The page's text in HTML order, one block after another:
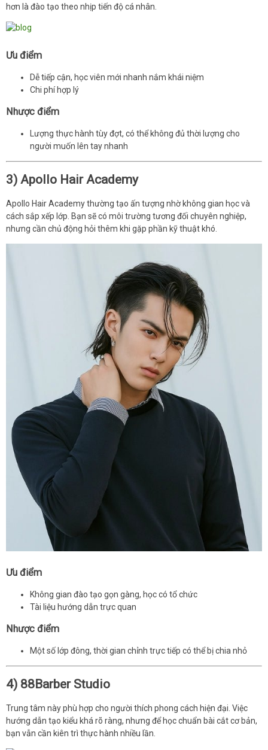
hơn là đào tạo theo nhịp tiến độ cá nhân.
Ưu điểm
Dễ tiếp cận, học viên mới nhanh nắm khái niệm
Chi phí hợp lý
Nhược điểm
Lượng thực hành tùy đợt, có thể không đủ thời lượng cho
người muốn lên tay nhanh
3) Apollo Hair Academy
Apollo Hair Academy thường tạo ấn tượng nhờ không gian học và
cách sắp xếp lớp. Bạn sẽ có môi trường tương đối chuyên nghiệp,
nhưng cần chủ động hỏi thêm khi gặp phần kỹ thuật khó.
Ưu điểm
Không gian đào tạo gọn gàng, học có tổ chức
Tài liệu hướng dẫn trực quan
Nhược điểm
Một số lớp đông, thời gian chỉnh trực tiếp có thể bị chia nhỏ
4) 88Barber Studio
Trung tâm này phù hợp cho người thích phong cách hiện đại. Việc
hướng dẫn tạo kiểu khá rõ ràng, nhưng để học chuẩn bài cắt cơ bản,
bạn vẫn cần kiên trì thực hành nhiều lần.